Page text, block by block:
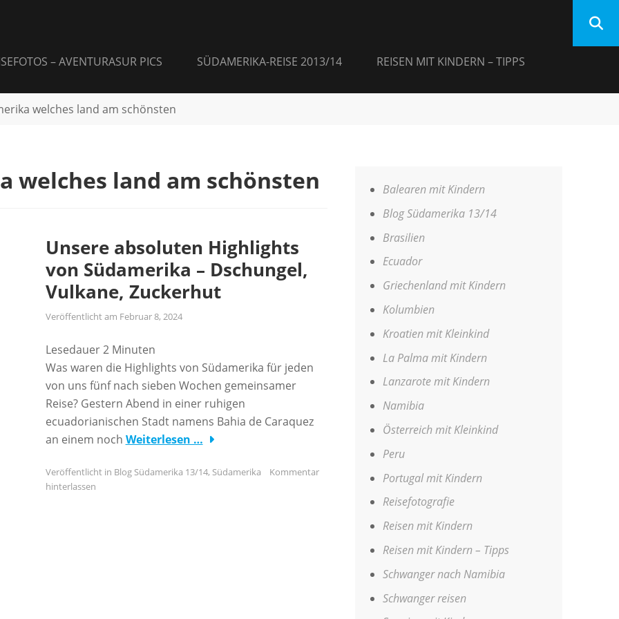
– AVENTURASUR PICS SÜDAMERIKA-REISE 2013/14 REISEN MIT KINDERN – TIPPS
welches land am schönsten
welches land am schönsten
Unsere absoluten Highlights
von Südamerika – Dschungel,
Vulkane, Zuckerhut
Veröffentlicht am Februar 8, 2024
Lesedauer 2 Minuten
Was waren die Highlights von Südamerika für jeden
von uns fünf nach sieben Wochen gemeinsamer
Reise? Gestern Abend in einer ruhigen
ecuadorianischen Stadt namens Bahia de Caraquez
an einem noch Weiterlesen …
Veröffentlicht in Blog Südamerika 13/14, Südamerika
Kommentar
hinterlassen
Balearen mit Kindern
Blog Südamerika 13/14
Brasilien
Ecuador
Griechenland mit Kindern
Kolumbien
Kroatien mit Kleinkind
La Palma mit Kindern
Lanzarote mit Kindern
Namibia
Österreich mit Kleinkind
Peru
Portugal mit Kindern
Reisefotografie
Reisen mit Kindern
Reisen mit Kindern – Tipps
Schwanger nach Namibia
Schwanger reisen